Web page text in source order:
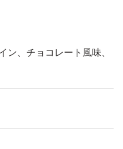
ン、チョコレート風味、
。
イン